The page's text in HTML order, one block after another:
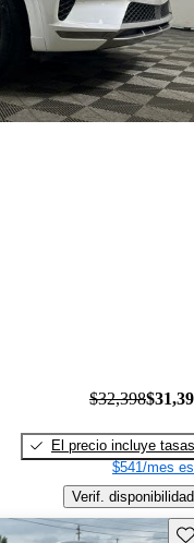
$32,398
El precio incluye tasas
$541/mes
Verif. disponibilidad